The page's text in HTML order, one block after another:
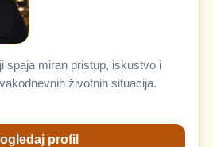
spaja miran pristup, iskustvo i
životnih situacija.
profil